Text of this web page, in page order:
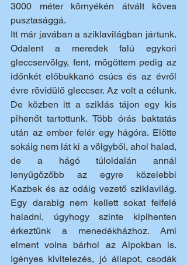
3000 méter környékén átvált köves
pusztasággá.
Itt már javában a sziklavilágban jártunk.
Odalent a meredek falú egykori
gleccservölgy, fent, mögöttem pedig az
időnkét előbukkanó csúcs és az évről
évre rövidülő gleccser. Az volt a célunk.
De közben itt a sziklás tájon egy kis
pihenőt tartottunk. Több órás baktatás
után az ember felér egy hágóra. Előtte
sokáig nem lát ki a völgyből, ahol halad,
de a hágó túloldalán annál
lenyűgözőbb az egyre közelebbi
Kazbek és az odáig vezető sziklavilág.
Egy darabig nem kellett sokat felfelé
haladni, úgyhogy szinte kipihenten
érkeztünk a menedékházhoz. Ami
elment volna bárhol az Alpokban is.
Igényes kivitelezés, jó állapot, csodák